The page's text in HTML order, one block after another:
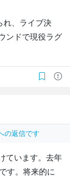
れ、ライブ決
ンドで現役ラグ
の返信です
ています。去年
す。将来的に